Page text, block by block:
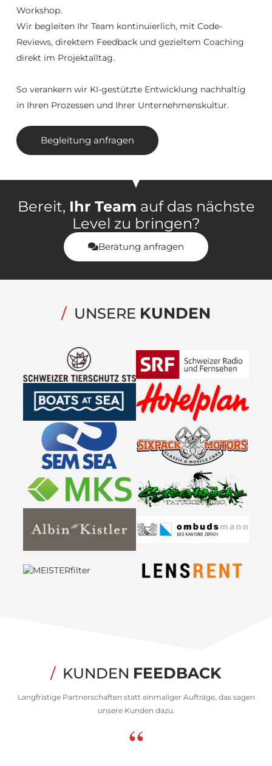
Workshop.
Wir begleiten Ihr Team kontinuierlich, mit Code-
Reviews, direktem Feedback und gezieltem Coaching
direkt im Projektalltag.
So verankern wir KI-gestützte Entwicklung nachhaltig
in Ihren Prozessen und Ihrer Unternehmenskultur.
Begleitung anfragen
Bereit, Ihr Team auf das nächste
Level zu bringen?
Beratung anfragen
/ UNSERE KUNDEN
/ KUNDEN FEEDBACK
Langfristige Partnerschaften statt einmaliger Aufträge, das sagen
unsere Kunden dazu.
“